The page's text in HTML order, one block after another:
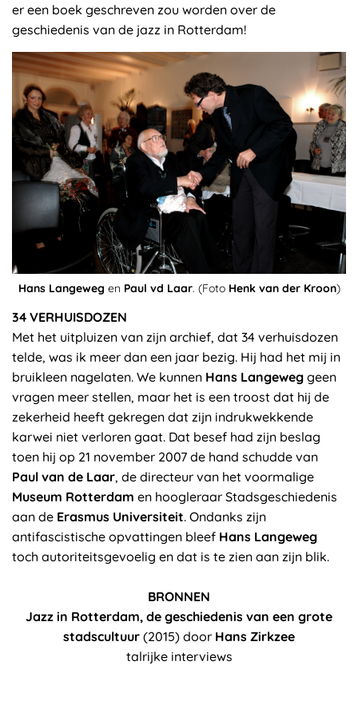
er een boek geschreven zou worden over de
geschiedenis van de jazz in Rotterdam!
Hans Langeweg en Paul vd Laar. (Foto Henk van der Kroon)
34 VERHUISDOZEN
Met het uitpluizen van zijn archief, dat 34 verhuisdozen
telde, was ik meer dan een jaar bezig. Hij had het mij in
bruikleen nagelaten. We kunnen Hans Langeweg geen
vragen meer stellen, maar het is een troost dat hij de
zekerheid heeft gekregen dat zijn indrukwekkende
karwei niet verloren gaat. Dat besef had zijn beslag
toen hij op 21 november 2007 de hand schudde van
Paul van de Laar, de directeur van het voormalige
Museum Rotterdam en hoogleraar Stadsgeschiedenis
aan de Erasmus Universiteit. Ondanks zijn
antifascistische opvattingen bleef Hans Langeweg
toch autoriteitsgevoelig en dat is te zien aan zijn blik.
BRONNEN
Jazz in Rotterdam, de geschiedenis van een grote
stadscultuur (2015) door Hans Zirkzee
talrijke interviews